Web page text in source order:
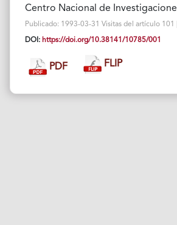
Centro Nacional de
Publicado: 1993-03-31 Visitas del artículo 101
DOI: https://doi.org/10.38141/10785/001
PDF FLIP